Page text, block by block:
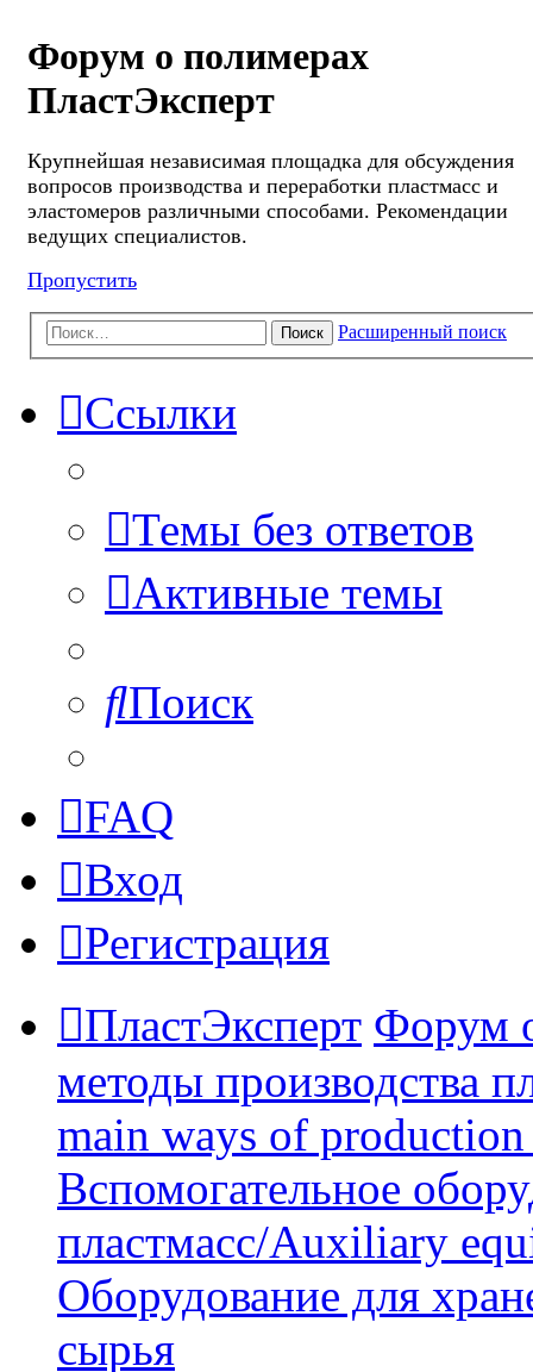
Форум о полимерах
ПластЭксперт
Крупнейшая независимая площадка для обсуждения
вопросов производства и переработки пластмасс и
эластомеров различными способами. Рекомендации
ведущих специалистов.
Пропустить
Поиск Расширенный поиск
Ссылки
Темы без ответов
Активные темы
Поиск
FAQ
Вход
Регистрация
ПластЭксперт Форум
методы производства
main ways of
Вспомогательное
пластмасс/Auxiliary
Оборудование для
сырья